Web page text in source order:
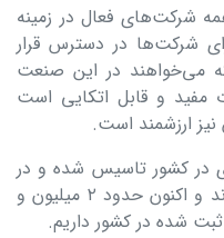
شرکت‌های فعال در زمینه
شرکت‌ها در دسترس قرار
می‌خواهند در این صنعت
مفید و قابل اتکایی است
نیز ارزشمند است.
زیادی در کشور تاسیس شده‌ و در
کنار آن شرکت‌هایی نیز منحل شده‌اند و اکنون حدود ۲ میلیون و